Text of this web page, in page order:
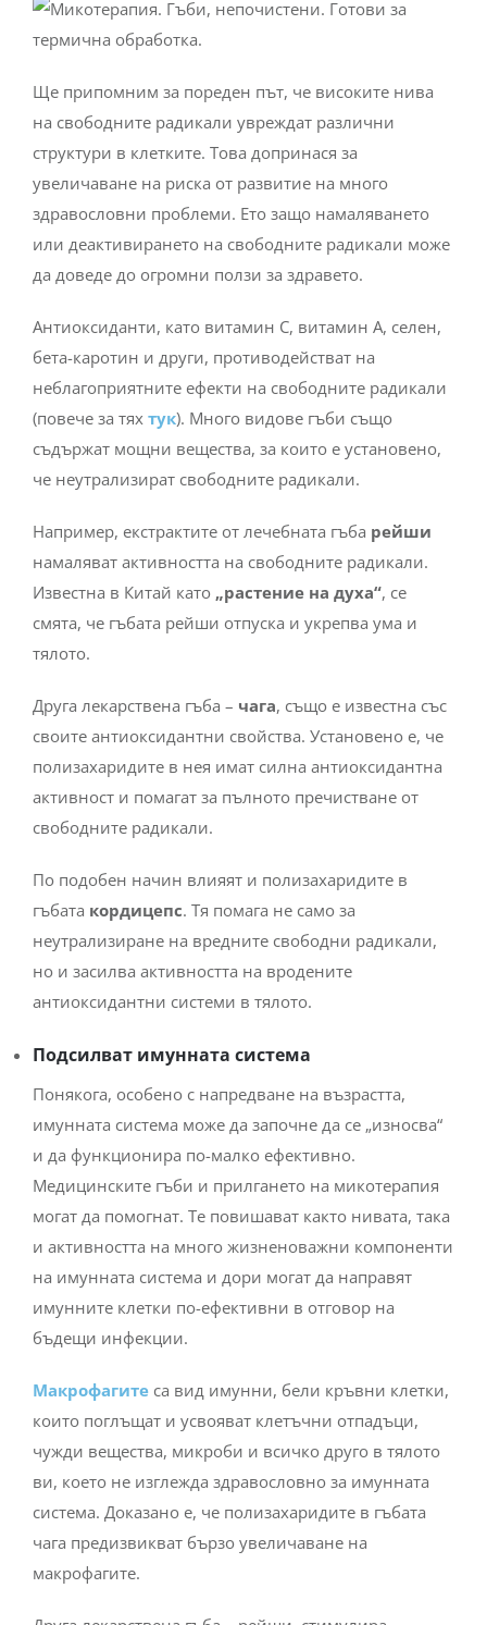
Ще припомним за пореден път, че високите нива
на свободните радикали увреждат различни
структури в клетките. Това допринася за
увеличаване на риска от развитие на много
здравословни проблеми. Ето защо намаляването
или деактивирането на свободните радикали може
да доведе до огромни ползи за здравето.
Антиоксиданти, като витамин С, витамин А, селен,
бета-каротин и други, противодействат на
неблагоприятните ефекти на свободните радикали
(повече за тях тук). Много видове гъби също
съдържат мощни вещества, за които е установено,
че неутрализират свободните радикали.
Например, екстрактите от лечебната гъба рейши
намаляват активността на свободните радикали.
Известна в Китай като „растение на духа“, се
смята, че гъбата рейши отпуска и укрепва ума и
тялото.
Друга лекарствена гъба – чага, също е известна със
своите антиоксидантни свойства. Установено е, че
полизахаридите в нея имат силна антиоксидантна
активност и помагат за пълното пречистване от
свободните радикали.
По подобен начин влияят и полизахаридите в
гъбата кордицепс. Тя помага не само за
неутрализиране на вредните свободни радикали,
но и засилва активността на вродените
антиоксидантни системи в тялото.
Подсилват имунната система
Понякога, особено с напредване на възрастта,
имунната система може да започне да се „износва“
и да функционира по-малко ефективно.
Медицинските гъби и прилгането на микотерапия
могат да помогнат. Те повишават както нивата, така
и активността на много жизненоважни компоненти
на имунната система и дори могат да направят
имунните клетки по-ефективни в отговор на
бъдещи инфекции.
Макрофагитеса вид имунни, бели кръвни клетки,
които поглъщат и усвояват клетъчни отпадъци,
чужди вещества, микроби и всичко друго в тялото
ви, което не изглежда здравословно за имунната
система. Доказано е, че полизахаридите в гъбата
чага предизвикват бързо увеличаване на
макрофагите.